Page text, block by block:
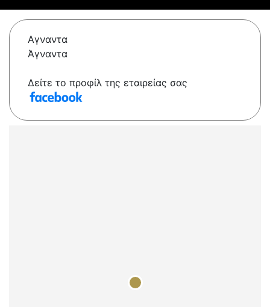
Αγναντα
Άγναντα
Δείτε το προφίλ της εταιρείας σας